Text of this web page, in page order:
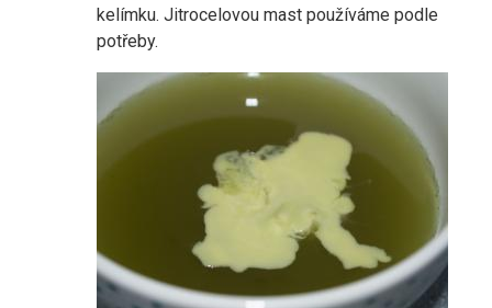
kelímku. Jitrocelovou mast používáme podle
potřeby.